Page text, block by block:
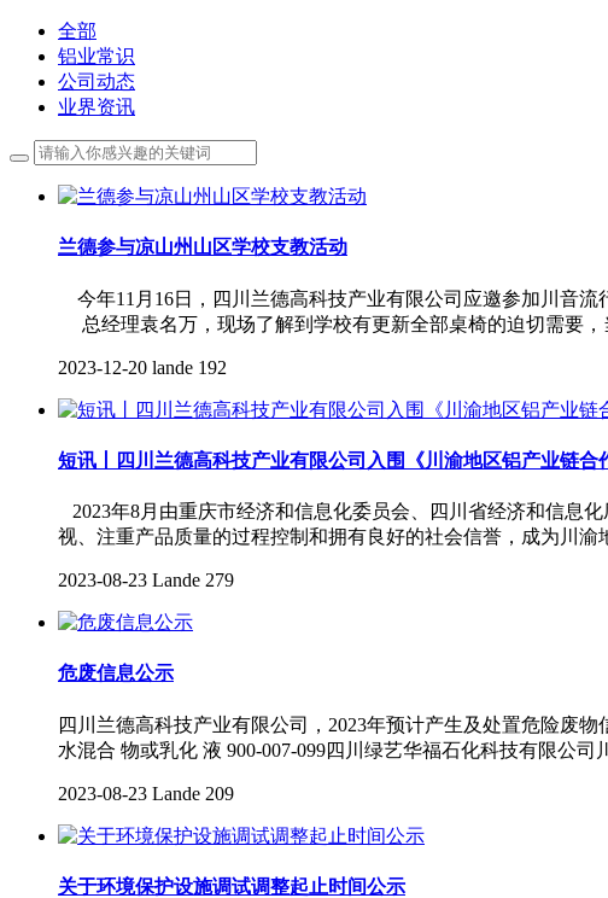
全部
铝业常识
公司动态
业界资讯
兰德参与凉山州山区学校支教活动
今年11月16日，四川兰德高科技产业有限公司应邀参加川音流
总经理袁名万，现场了解到学校有更新全部桌椅的迫切需要，
2023-12-20 lande 192
短讯丨四川兰德高科技产业有限公司入围《川渝地区铝产业链合
2023年8月由重庆市经济和信息化委员会、四川省经济和信息
视、注重产品质量的过程控制和拥有良好的社会信誉，成为川
2023-08-23 Lande 279
危废信息公示
四川兰德高科技产业有限公司，2023年预计产生及处置危险废
水混合 物或乳化 液 900-007-099四川绿艺华福石化科技有限公
2023-08-23 Lande 209
关于环境保护设施调试调整起止时间公示